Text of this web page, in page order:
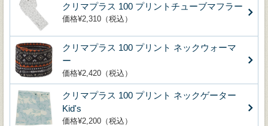
クリマプラス 100 プリントチューブマフラー
価格¥2,310（税込）
クリマプラス 100 プリント ネックウォーマ
ー
価格¥2,420（税込）
クリマプラス 100 プリント ネックゲーター
Kid's
価格¥2,200（税込）